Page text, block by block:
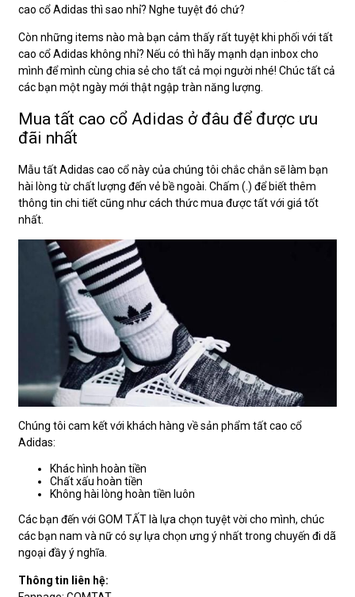
cao cổ Adidas thì sao nhỉ? Nghe tuyệt đó chứ?
Còn những items nào mà bạn cảm thấy rất tuyệt khi phối với tất
cao cổ Adidas không nhỉ? Nếu có thì hãy mạnh dạn inbox cho
mình để mình cùng chia sẻ cho tất cả mọi người nhé! Chúc tất cả
các bạn một ngày mới thật ngập tràn năng lượng.
Mua tất cao cổ Adidas ở đâu để được ưu
đãi nhất
Mẫu tất Adidas cao cổ này của chúng tôi chắc chắn sẽ làm bạn
hài lòng từ chất lượng đến vẻ bề ngoài. Chấm (.) để biết thêm
thông tin chi tiết cũng như cách thức mua được tất với giá tốt
nhất.
Chúng tôi cam kết với khách hàng về sản phẩm tất cao cổ
Adidas:
Khác hình hoàn tiền
Chất xấu hoàn tiền
Không hài lòng hoàn tiền luôn
Các bạn đến với GOM TẤT là lựa chọn tuyệt vời cho mình, chúc
các bạn nam và nữ có sự lựa chọn ưng ý nhất trong chuyến đi dã
ngoại đầy ý nghĩa.
Thông tin liên hệ: